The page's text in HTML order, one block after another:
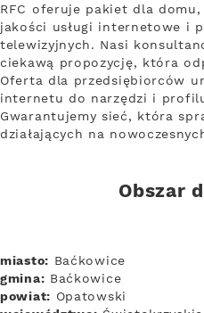
RFC oferuje pakiet dla
jakości usługi internetowe i
telewizyjnych. Nasi
ciekawą propozycję, która
Oferta dla przedsiębiorców
internetu do narzędzi i
Gwarantujemy sieć, która
działających na
Obszar
miasto: Baćkowice
gmina: Baćkowice
powiat: Opatowski